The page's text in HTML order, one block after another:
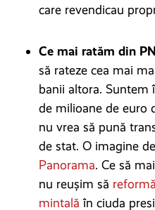
care revendicau
Ce mai ratăm din
să rateze cea mai
banii altora. Suntem
de milioane de euro
nu vrea să pună
de stat. O imagine
Panorama. Ce să
nu reușim să
mintală în ciuda